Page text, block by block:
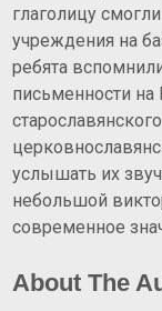
глаголицу
учреждения на
ребята
письменности на
услышать их
небольшой
современное
About The